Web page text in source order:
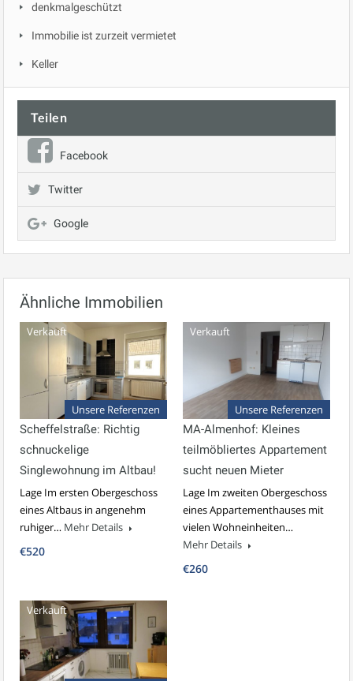
denkmalgeschützt
Immobilie ist zurzeit vermietet
Keller
Teilen
Facebook
Twitter
Google
Ähnliche Immobilien
Verkauft
Unsere Referenzen
Scheffelstraße: Richtig
schnuckelige
Singlewohnung im Altbau!
Lage Im ersten Obergeschoss
eines Altbaus in angenehm
ruhiger… Mehr Details
€520
Verkauft
Unsere Referenzen
MA-Almenhof: Kleines
teilmöbliertes Appartement
sucht neuen Mieter
Lage Im zweiten Obergeschoss
eines Appartementhauses mit
vielen Wohneinheiten…
Mehr Details
€260
Verkauft